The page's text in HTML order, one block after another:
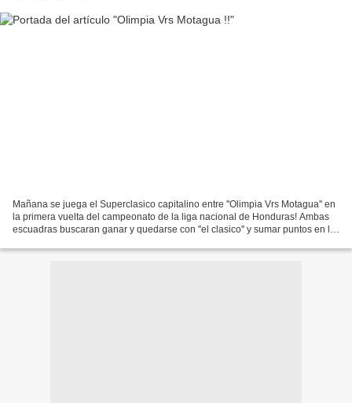
Mañana se juega el Superclasico capitalino entre ''Olimpia Vrs Motagua'' en
la primera vuelta del campeonato de la liga nacional de Honduras! Ambas
escuadras buscaran ganar y quedarse con ''el clasico'' y sumar puntos en la